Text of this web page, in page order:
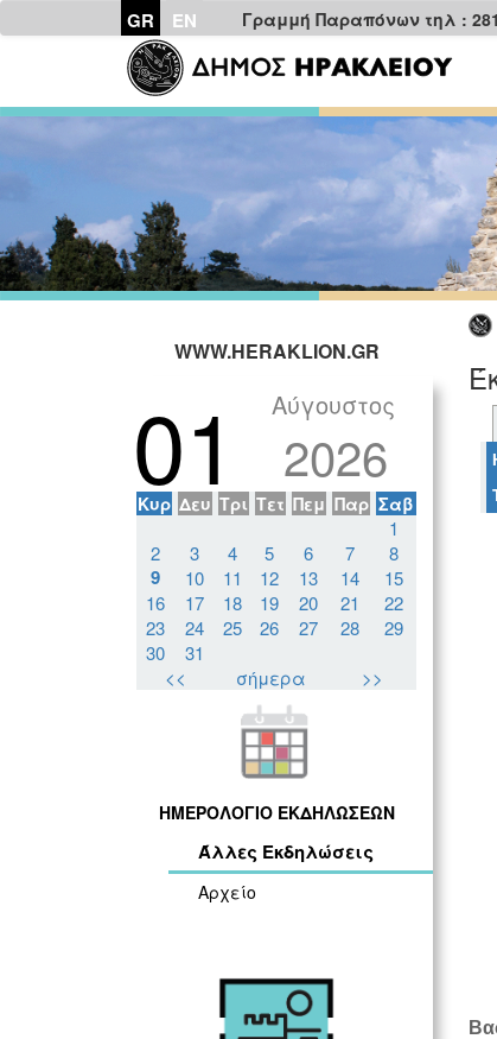
GR EN Γραμμή Παραπόνων τηλ :
WWW.HERAKLION.GR
01 Αύγουστος
2026
Κυρ Δευ Τρι Τετ Πεμ Παρ Σαβ
1
2
3 4 5 6 7 8
9 10 11 12 13 14
15
16
17 18 19 20 21
22
23
24 25 26 27 28
29
30
31
<<
σήμερα >>
ΗΜΕΡΟΛΟΓΙΟ ΕΚΔΗΛΩΣΕΩΝ
Άλλες Εκδηλώσεις
Αρχείο